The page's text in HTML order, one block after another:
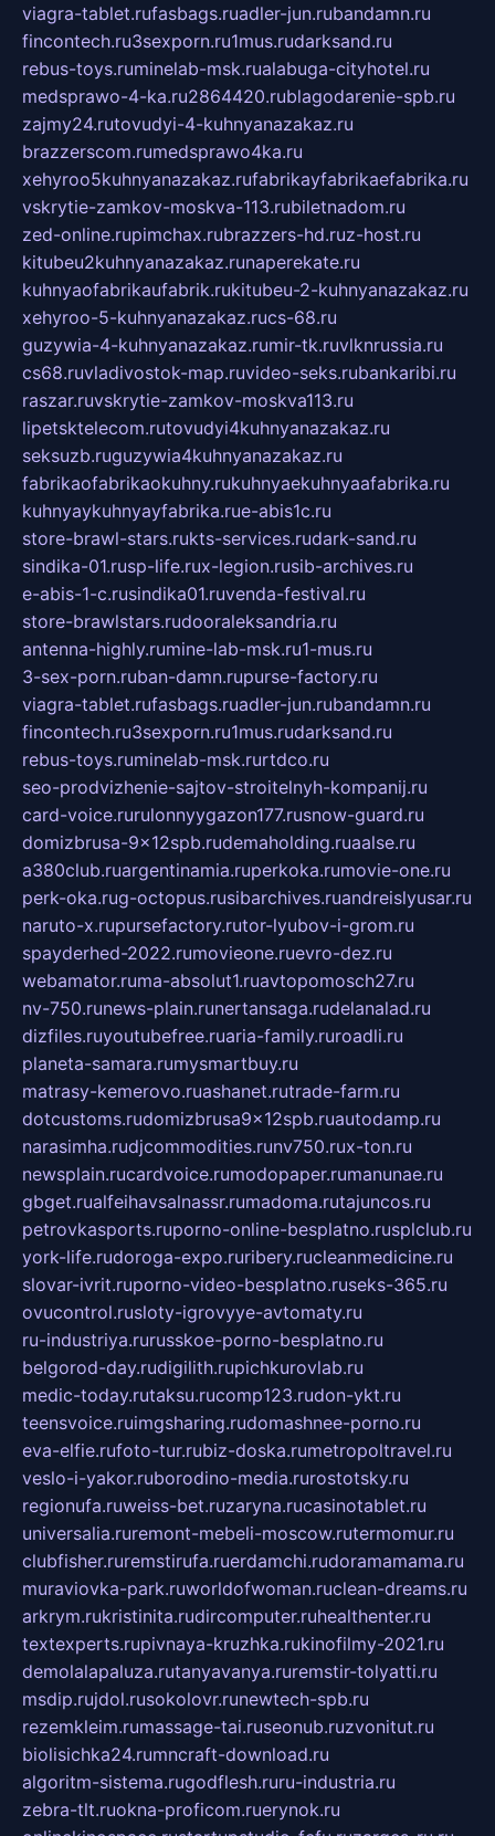
viagra-tablet.rufasbags.ruadler-jun.rubandamn.ru
fincontech.ru3sexporn.ru1mus.rudarksand.ru
rebus-toys.ruminelab-msk.rualabuga-cityhotel.ru
medsprawo-4-ka.ru2864420.rublagodarenie-spb.ru
zajmy24.rutovudyi-4-kuhnyanazakaz.ru
brazzerscom.rumedsprawo4ka.ru
xehyroo5kuhnyanazakaz.rufabrikayfabrikaefabrika.ru
vskrytie-zamkov-moskva-113.rubiletnadom.ru
zed-online.rupimchax.rubrazzers-hd.ruz-host.ru
kitubeu2kuhnyanazakaz.runaperekate.ru
kuhnyaofabrikaufabrik.rukitubeu-2-kuhnyanazakaz.ru
xehyroo-5-kuhnyanazakaz.rucs-68.ru
guzywia-4-kuhnyanazakaz.rumir-tk.ruvlknrussia.ru
cs68.ruvladivostok-map.ruvideo-seks.rubankaribi.ru
raszar.ruvskrytie-zamkov-moskva113.ru
lipetsktelecom.rutovudyi4kuhnyanazakaz.ru
seksuzb.ruguzywia4kuhnyanazakaz.ru
fabrikaofabrikaokuhny.rukuhnyaekuhnyaafabrika.ru
kuhnyaykuhnyayfabrika.rue-abis1c.ru
store-brawl-stars.rukts-services.rudark-sand.ru
sindika-01.rusp-life.rux-legion.rusib-archives.ru
e-abis-1-c.rusindika01.ruvenda-festival.ru
store-brawlstars.rudooraleksandria.ru
antenna-highly.rumine-lab-msk.ru1-mus.ru
3-sex-porn.ruban-damn.rupurse-factory.ru
viagra-tablet.rufasbags.ruadler-jun.rubandamn.ru
fincontech.ru3sexporn.ru1mus.rudarksand.ru
rebus-toys.ruminelab-msk.rurtdco.ru
seo-prodvizhenie-sajtov-stroitelnyh-kompanij.ru
card-voice.rurulonnyygazon177.rusnow-guard.ru
domizbrusa-9x12spb.rudemaholding.ruaalse.ru
a380club.ruargentinamia.ruperkoka.rumovie-one.ru
perk-oka.rug-octopus.rusibarchives.ruandreislyusar.ru
naruto-x.rupursefactory.rutor-lyubov-i-grom.ru
spayderhed-2022.rumovieone.ruevro-dez.ru
webamator.ruma-absolut1.ruavtopomosch27.ru
nv-750.runews-plain.runertansaga.rudelanalad.ru
dizfiles.ruyoutubefree.ruaria-family.ruroadli.ru
planeta-samara.rumysmartbuy.ru
matrasy-kemerovo.ruashanet.rutrade-farm.ru
dotcustoms.rudomizbrusa9x12spb.ruautodamp.ru
narasimha.rudjcommodities.runv750.rux-ton.ru
newsplain.rucardvoice.rumodopaper.rumanunae.ru
gbget.rualfeihavsalnassr.rumadoma.rutajuncos.ru
petrovkasports.ruporno-online-besplatno.rusplclub.ru
york-life.rudoroga-expo.ruribery.rucleanmedicine.ru
slovar-ivrit.ruporno-video-besplatno.ruseks-365.ru
ovucontrol.rusloty-igrovyye-avtomaty.ru
ru-industriya.rurusskoe-porno-besplatno.ru
belgorod-day.rudigilith.rupichkurovlab.ru
medic-today.rutaksu.rucomp123.rudon-ykt.ru
teensvoice.ruimgsharing.rudomashnee-porno.ru
eva-elfie.rufoto-tur.rubiz-doska.rumetropoltravel.ru
veslo-i-yakor.ruborodino-media.rurostotsky.ru
regionufa.ruweiss-bet.ruzaryna.rucasinotablet.ru
universalia.ruremont-mebeli-moscow.rutermomur.ru
clubfisher.ruremstirufa.ruerdamchi.rudoramamama.ru
muraviovka-park.ruworldofwoman.ruclean-dreams.ru
arkrym.rukristinita.rudircomputer.ruhealthenter.ru
textexperts.rupivnaya-kruzhka.rukinofilmy-2021.ru
demolalapaluza.rutanyavanya.ruremstir-tolyatti.ru
msdip.rujdol.rusokolovr.runewtech-spb.ru
rezemkleim.rumassage-tai.ruseonub.ruzvonitut.ru
biolisichka24.rumncraft-download.ru
algoritm-sistema.rugodflesh.ruru-industria.ru
zebra-tlt.ruokna-proficom.ruerynok.ru